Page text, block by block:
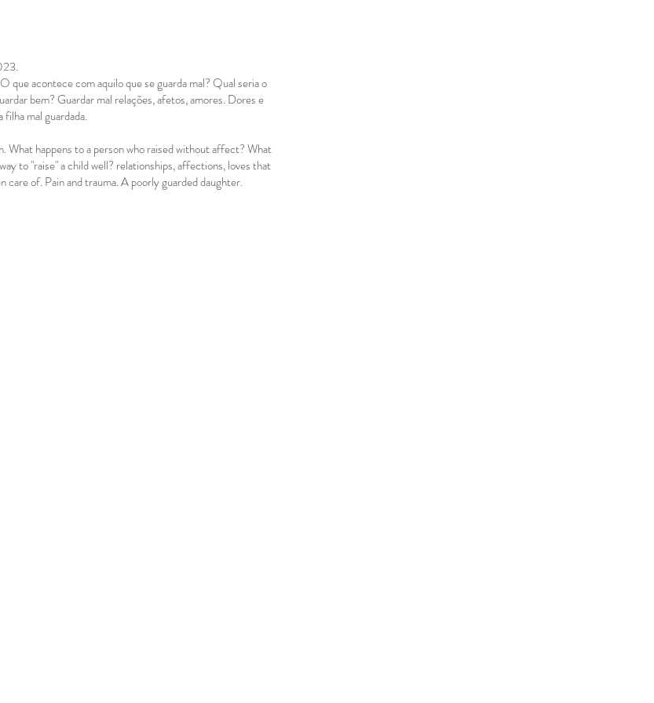
que acontece com aquilo que se guarda mal? Qual seria o
bem? Guardar mal relações, afetos, amores. Dores e
mal guardada.
What happens to a person who raised without affect? What
to "raise" a child well? relationships, affections, loves that
care of. Pain and trauma. A poorly guarded daughter.